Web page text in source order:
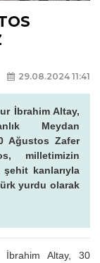
29.08.2024 11:41
İbrahim Altay,
Meydan
Ağustos Zafer
milletimizin
şehit kanlarıyla
yurdu olarak
İbrahim Altay, 30